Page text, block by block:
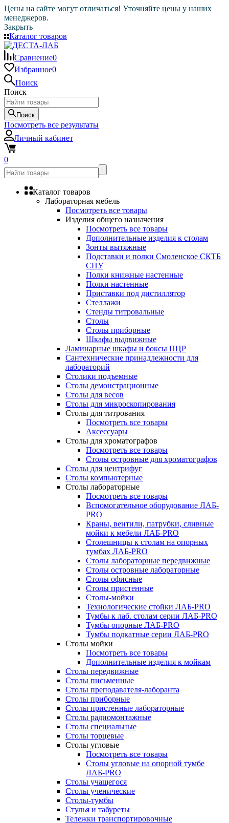
Цены на сайте могут отличаться! Уточняйте цены у наших
менеджеров.
Закрыть
Каталог товаров
Сравнение0
Избранное0
Поиск
Поиск
Поиск
Посмотреть все результаты
Личный кабинет
0
Каталог товаров
Лабораторная мебель
Посмотреть все товары
Изделия общего назначения
Посмотреть все товары
Дополнительные изделия к столам
Зонты вытяжные
Подставки и полки Смоленское СКТБ
СПУ
Полки книжные настенные
Полки настенные
Приставки под дистиллятор
Стеллажи
Стенды титровальные
Столы
Столы приборные
Шкафы выдвижные
Ламинарные шкафы и боксы ПЦР
Сантехнические принадлежности для
лабораторий
Столики подъемные
Столы демонстрационные
Столы для весов
Столы для микроскопирования
Столы для титрования
Посмотреть все товары
Аксессуары
Столы для хроматографов
Посмотреть все товары
Столы островные для хроматографов
Столы для центрифуг
Столы компьютерные
Столы лабораторные
Посмотреть все товары
Вспомогательное оборудование ЛАБ-
PRO
Краны, вентили, патрубки, сливные
мойки к мебели ЛАБ-PRO
Столешницы к столам на опорных
тумбах ЛАБ-PRO
Столы лабораторные передвижные
Столы островные лабораторные
Столы офисные
Столы пристенные
Столы-мойки
Технологические стойки ЛАБ-PRO
Тумбы к лаб. столам серии ЛАБ-PRO
Тумбы опорные ЛАБ-PRO
Тумбы подкатные серии ЛАБ-PRO
Столы мойки
Посмотреть все товары
Дополнительные изделия к мойкам
Столы передвижные
Столы письменные
Столы преподавателя-лаборанта
Столы приборные
Столы пристенные лабораторные
Столы радиомонтажные
Столы специальные
Столы торцевые
Столы угловые
Посмотреть все товары
Столы угловые на опорной тумбе
ЛАБ-PRO
Столы учащегося
Столы ученические
Столы-тумбы
Стулья и табуреты
Тележки транспортировочные